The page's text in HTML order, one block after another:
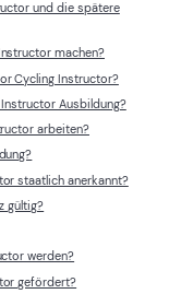
und die spätere
machen?
Cycling Instructor?
Ausbildung?
arbeiten?
staatlich anerkannt?
gültig?
werden?
gefördert?